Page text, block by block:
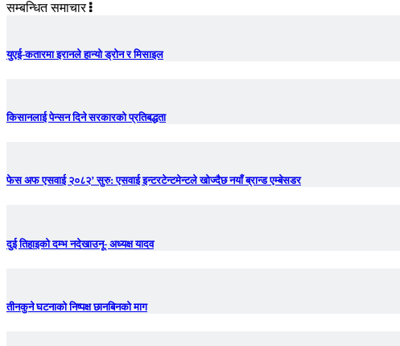
सम्बन्धित समाचार
युएई-कतारमा इरानले हान्यो ड्रोन र मिसाइल
किसानलाई पेन्सन दिने सरकारको प्रतिबद्धता
फेस अफ एसवाई २०८२’ सुरु: एसवाई इन्टरटेन्टमेन्टले खोज्दैछ नयाँ ब्रान्ड एम्बेसडर
दुई तिहाइको दम्भ नदेखाउनू- अध्यक्ष यादव
तीनकुने घटनाकाे निष्पक्ष छानबिनकाे माग